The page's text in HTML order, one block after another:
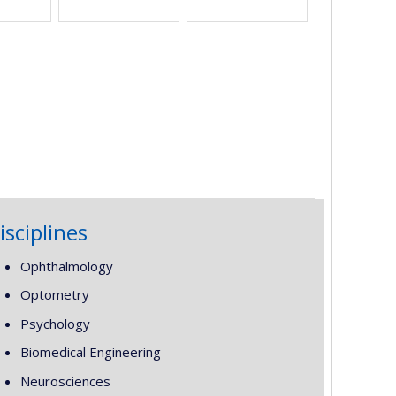
Ophthalmology
Optometry
Psychology
Biomedical Engineering
Neurosciences